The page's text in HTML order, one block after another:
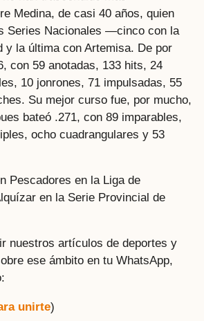
Medina, de casi 40 años, quien
Series Nacionales —cinco con la
y la última con Artemisa. De por
con 59 anotadas, 133 hits, 24
10 jonrones, 71 impulsadas, 55
Su mejor curso fue, por mucho,
bateó .271, con 89 imparables,
ocho cuadrangulares y 53
Pescadores en la Liga de
en la Serie Provincial de
nuestros artículos de deportes y
ese ámbito en tu WhatsApp,
unirte)